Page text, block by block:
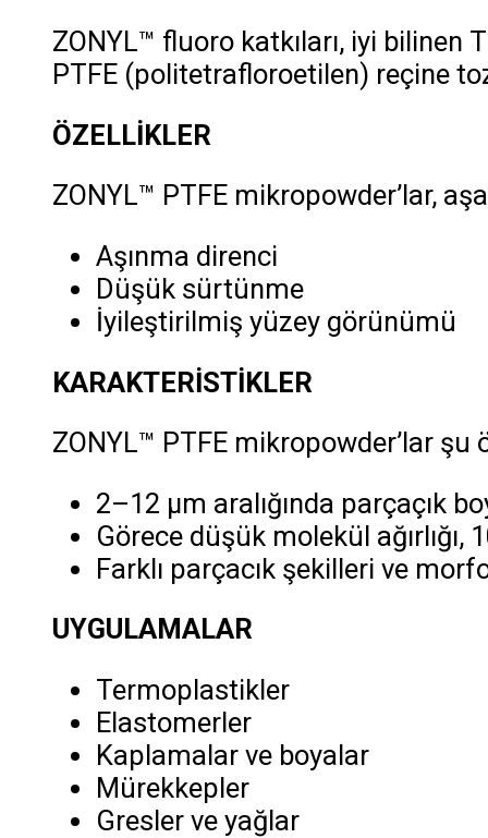
ZONYL™ fluoro katkıları, iyi bilinen
PTFE (politetrafloroetilen) reçine
ÖZELLİKLER
ZONYL™ PTFE mikropowder’lar,
Aşınma direnci
Düşük sürtünme
İyileştirilmiş yüzey görünümü
KARAKTERİSTİKLER
ZONYL™ PTFE mikropowder’lar şu
2–12 μm aralığında parçaçık
Görece düşük molekül
Farklı parçacık şekilleri ve
UYGULAMALAR
Termoplastikler
Elastomerler
Kaplamalar ve boyalar
Mürekkepler
Gresler ve yağlar